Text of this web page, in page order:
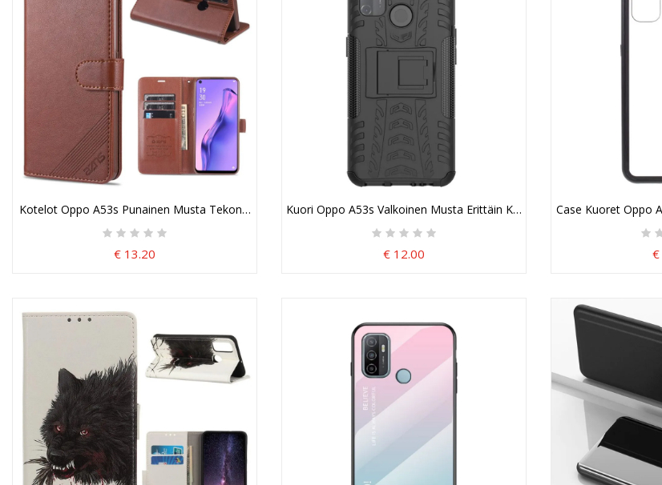
Kotelot Oppo A53s Punainen Musta Tekonahkaiset Aznsit
€ 13.20
Kuori Oppo A53s Valkoinen Musta Erittäin Kestävä Palkkio
€ 12.00
Case Kuoret Oppo
€